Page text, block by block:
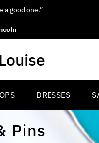
is already taken.”
DRESSES
Pins